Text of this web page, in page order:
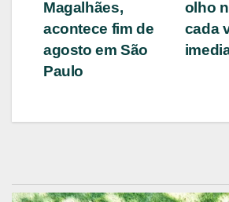
olho
cada
Magalhães,
acontece fim de
agosto em São
Paulo